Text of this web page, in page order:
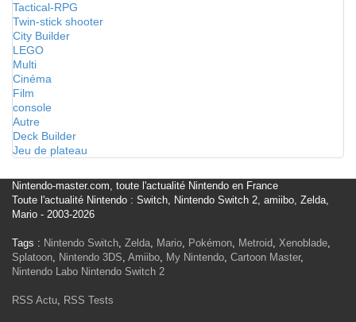
Tactical-RPG
Twin-stick shooter
City Builder
LEGO
Multi
Cinéma
Film
console
Autre
Deck Builder
Jeu de plateau
Nintendo-master.com, toute l'actualité Nintendo en France
Toute l'actualité Nintendo : Switch, Nintendo Switch 2, amiibo, Zelda,
Mario - 2003-2026
Tags : Nintendo Switch, Zelda, Mario, Pokémon, Metroid, Xenoblade,
Splatoon, Nintendo 3DS, Amiibo, My Nintendo, Cartoon Master,
Nintendo Labo Nintendo Switch 2
RSS Actu, RSS Tests